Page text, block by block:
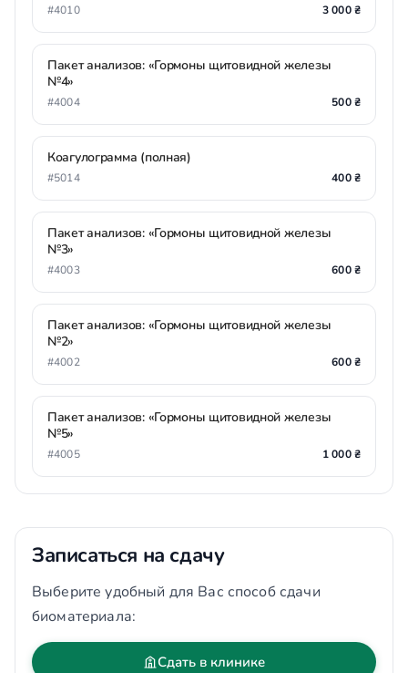
#4010 3 000 ₴
Пакет анализов: «Гормоны щитовидной железы
№4»
#4004 500 ₴
Коагулограмма (полная)
#5014 400 ₴
Пакет анализов: «Гормоны щитовидной железы
№3»
#4003 600 ₴
Пакет анализов: «Гормоны щитовидной железы
№2»
#4002 600 ₴
Пакет анализов: «Гормоны щитовидной железы
№5»
#4005 1 000 ₴
Записаться на сдачу
Выберите удобный для Вас способ сдачи
биоматериала:
Сдать в клинике